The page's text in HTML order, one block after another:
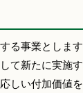
る事業とします
て新たに実施
しい付加価値